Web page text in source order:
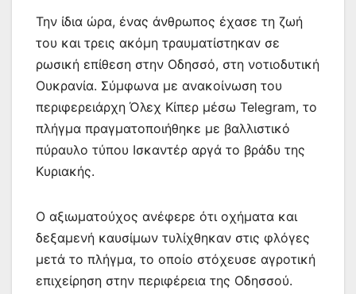
Την ίδια ώρα, ένας άνθρωπος έχασε τη ζωή
του και τρεις ακόμη τραυματίστηκαν σε
ρωσική επίθεση στην Οδησσό, στη νοτιοδυτική
Ουκρανία. Σύμφωνα με ανακοίνωση του
περιφερειάρχη Όλεχ Κίπερ μέσω Telegram, το
πλήγμα πραγματοποιήθηκε με βαλλιστικό
πύραυλο τύπου Ισκαντέρ αργά το βράδυ της
Κυριακής.
Ο αξιωματούχος ανέφερε ότι οχήματα και
δεξαμενή καυσίμων τυλίχθηκαν στις φλόγες
μετά το πλήγμα, το οποίο στόχευσε αγροτική
επιχείρηση στην περιφέρεια της Οδησσού.